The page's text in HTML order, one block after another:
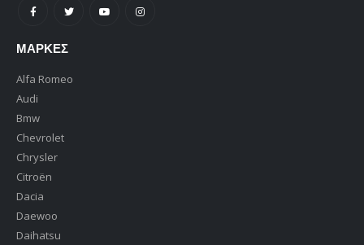
ΜΆΡΚΕΣ
Alfa Romeo
Audi
Bmw
Chevrolet
Chrysler
Citroën
Dacia
Daewoo
Daihatsu